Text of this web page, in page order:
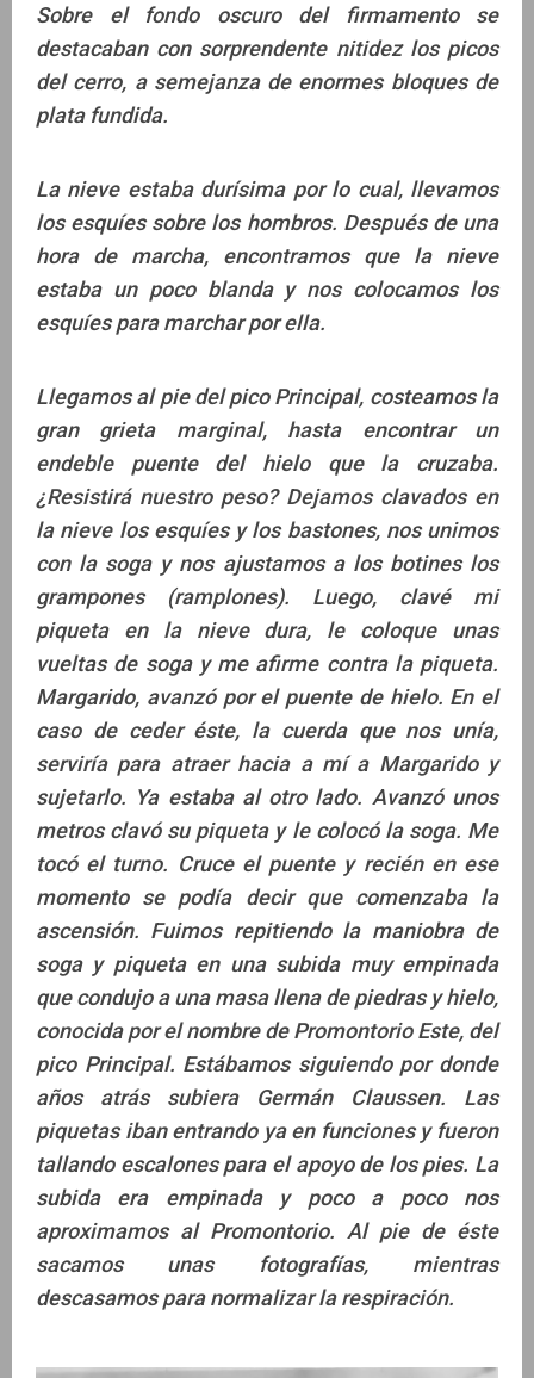
Sobre el fondo oscuro del firmamento se
destacaban con sorprendente nitidez los picos
del cerro, a semejanza de enormes bloques de
plata fundida.
La nieve estaba durísima por lo cual, llevamos
los esquíes sobre los hombros. Después de una
hora de marcha, encontramos que la nieve
estaba un poco blanda y nos colocamos los
esquíes para marchar por ella.
Llegamos al pie del pico Principal, costeamos la
gran grieta marginal, hasta encontrar un
endeble puente del hielo que la cruzaba.
¿Resistirá nuestro peso? Dejamos clavados en
la nieve los esquíes y los bastones, nos unimos
con la soga y nos ajustamos a los botines los
grampones (ramplones). Luego, clavé mi
piqueta en la nieve dura, le coloque unas
vueltas de soga y me afirme contra la piqueta.
Margarido, avanzó por el puente de hielo. En el
caso de ceder éste, la cuerda que nos unía,
serviría para atraer hacia a mí a Margarido y
sujetarlo. Ya estaba al otro lado. Avanzó unos
metros clavó su piqueta y le colocó la soga. Me
tocó el turno. Cruce el puente y recién en ese
momento se podía decir que comenzaba la
ascensión. Fuimos repitiendo la maniobra de
soga y piqueta en una subida muy empinada
que condujo a una masa llena de piedras y hielo,
conocida por el nombre de Promontorio Este, del
pico Principal. Estábamos siguiendo por donde
años atrás subiera Germán Claussen. Las
piquetas iban entrando ya en funciones y fueron
tallando escalones para el apoyo de los pies. La
subida era empinada y poco a poco nos
aproximamos al Promontorio. Al pie de éste
sacamos unas fotografías, mientras
descasamos para normalizar la respiración.